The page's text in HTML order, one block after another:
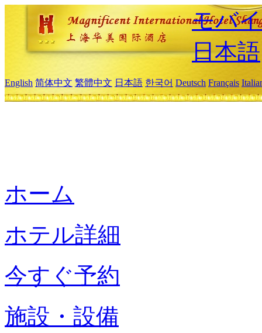
モバ
日本語
English 简体中文 繁體中文 日本語 한국어 Deutsch Français
ホーム
ホテル詳細
今すぐ予約
施設・設備